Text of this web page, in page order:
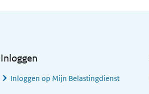
Inloggen
Inloggen op Mijn Belastingdienst